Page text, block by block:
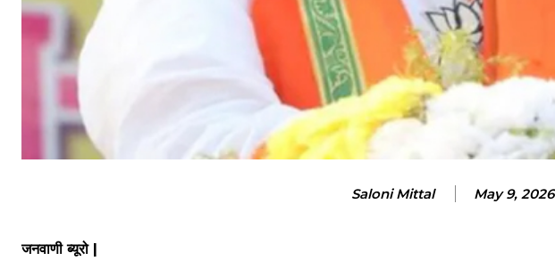
Saloni Mittal May 9, 2026
जनवाणी ब्यूरो |